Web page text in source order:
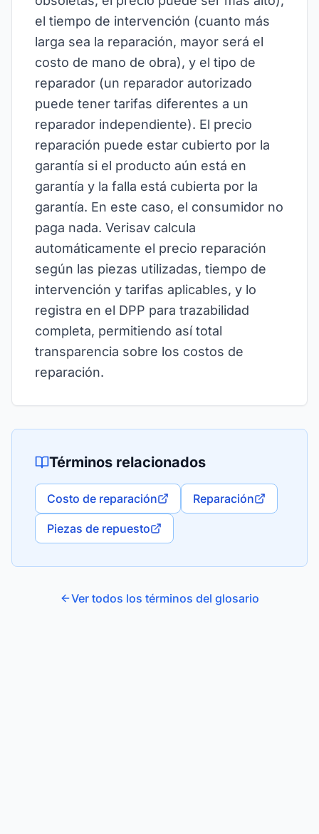
el tiempo de intervención (cuanto más
larga sea la reparación, mayor será el
costo de mano de obra), y el tipo de
reparador (un reparador autorizado
puede tener tarifas diferentes a un
reparador independiente). El precio
reparación puede estar cubierto por la
garantía si el producto aún está en
garantía y la falla está cubierta por la
garantía. En este caso, el consumidor no
paga nada. Verisav calcula
automáticamente el precio reparación
según las piezas utilizadas, tiempo de
intervención y tarifas aplicables, y lo
registra en el DPP para trazabilidad
completa, permitiendo así total
transparencia sobre los costos de
reparación.
Términos relacionados
Costo de reparación Reparación
Piezas de repuesto
Ver todos los términos del glosario